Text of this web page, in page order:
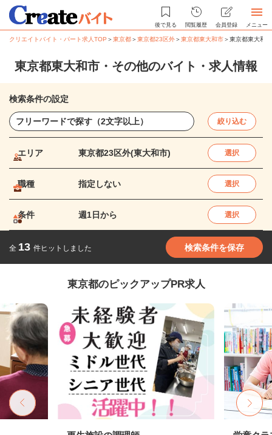
後で見る 閲覧履歴 会員登録 メニュー
クリエイトバイト・パート求人TOP ＞東京都＞東京都23区外＞東京都東大和市＞東京都東大和
東京都東大和市・その他のバイト・求人情報
検索条件の設定
絞り込む
エリア 東京都23区外(東大和市) 選択
職種 指定しない 選択
条件 週1日から 選択
全 13 件ヒットしました 検索条件を保存
東京都のピックアップPR求人